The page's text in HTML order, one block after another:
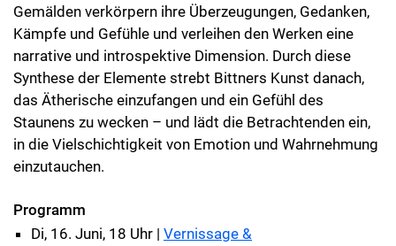
Gemälden verkörpern ihre Überzeugungen, Gedanken,
Kämpfe und Gefühle und verleihen den Werken eine
narrative und introspektive Dimension. Durch diese
Synthese der Elemente strebt Bittners Kunst danach,
das Ätherische einzufangen und ein Gefühl des
Staunens zu wecken – und lädt die Betrachtenden ein,
in die Vielschichtigkeit von Emotion und Wahrnehmung
einzutauchen.
Programm
Di, 16. Juni, 18 Uhr | Vernissage &